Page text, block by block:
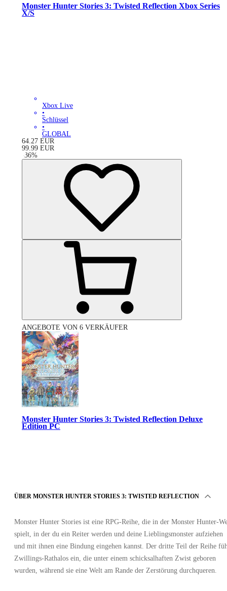
Monster Hunter Stories 3: Twisted Reflection Xbox Series
X/S
Xbox Live
•
Schlüssel
•
GLOBAL
64.27 EUR
99.99 EUR
-36%
ANGEBOTE VON 6 VERKÄUFER
Monster Hunter Stories 3: Twisted Reflection Deluxe
Edition PC
Steam
•
Konto
GLOBAL
56.43
EUR
89.99 EUR
-37%
ÜBER MONSTER HUNTER STORIES 3: TWISTED REFLECTION
Monster Hunter Stories ist eine RPG-Reihe, die in der Monster Hunter-
spielt, in der du ein Reiter werden und deine Lieblingsmonster aufziehen
und mit ihnen eine Bindung eingehen kannst. Der dritte Teil der Reihe
Zwillings-Rathalos ein, die unter einem schicksalhaften Zwist geboren
wurden, während sie eine Welt am Rande der Zerstörung durchqueren.